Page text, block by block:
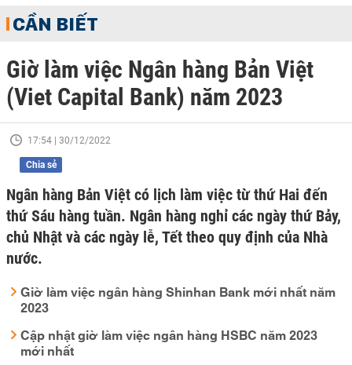
CẦN BIẾT
Giờ làm việc Ngân hàng Bản Việt
(Viet Capital Bank) năm 2023
17:54 | 30/12/2022
Chia sẻ
Ngân hàng Bản Việt có lịch làm việc từ thứ Hai đến
thứ Sáu hàng tuần. Ngân hàng nghỉ các ngày thứ Bảy,
chủ Nhật và các ngày lễ, Tết theo quy định của Nhà
nước.
Giờ làm việc ngân hàng Shinhan Bank mới nhất năm
2023
Cập nhật giờ làm việc ngân hàng HSBC năm 2023
mới nhất